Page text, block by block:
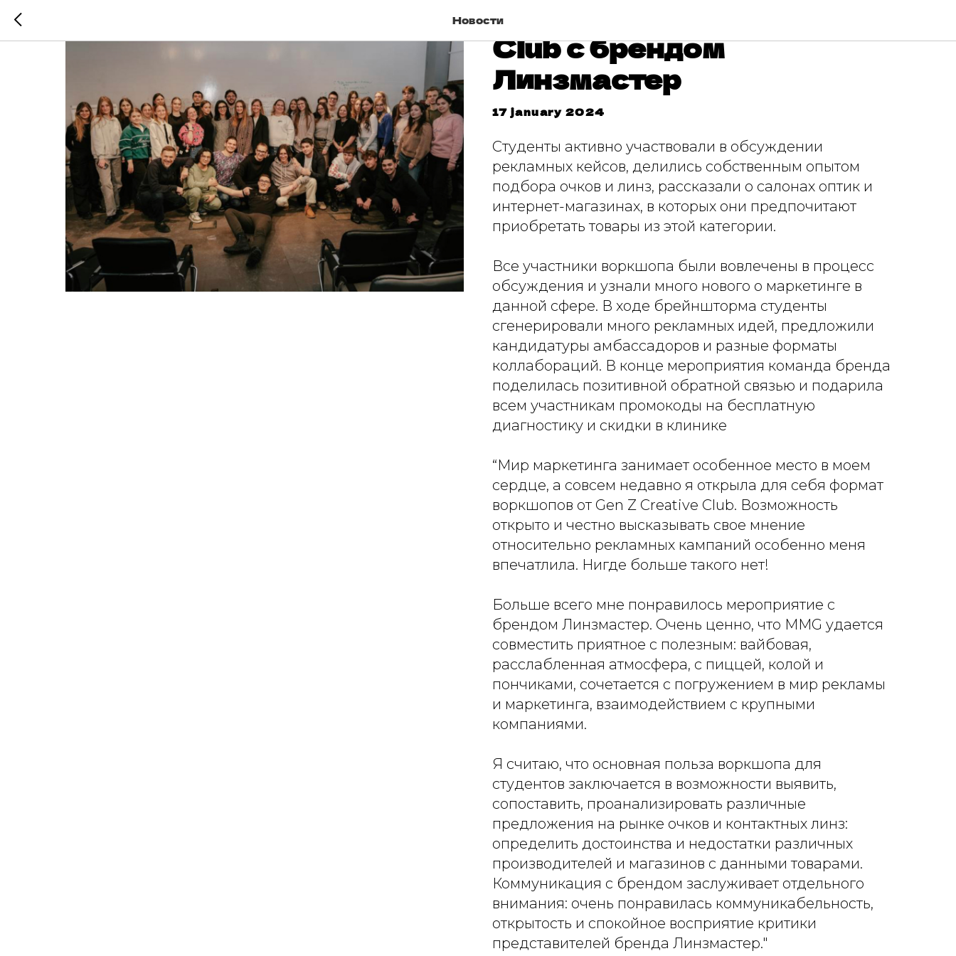
НовостиВоркшоп Gen Z Creative
Club с брендом
Линзмастер
17 january 2024
Студенты активно участвовали в обсуждении
рекламных кейсов, делились собственным опытом
подбора очков и линз, рассказали о салонах оптик и
интернет-магазинах, в которых они предпочитают
приобретать товары из этой категории.
Все участники воркшопа были вовлечены в процесс
обсуждения и узнали много нового о маркетинге в
данной сфере. В ходе брейншторма студенты
сгенерировали много рекламных идей, предложили
кандидатуры амбассадоров и разные форматы
коллабораций. В конце мероприятия команда бренда
поделилась позитивной обратной связью и подарила
всем участникам промокоды на бесплатную
диагностику и скидки в клинике
“Мир маркетинга занимает особенное место в моем
сердце, а совсем недавно я открыла для себя формат
воркшопов от Gen Z Creative Club. Возможность
открыто и честно высказывать свое мнение
относительно рекламных кампаний особенно меня
впечатлила. Нигде больше такого нет!
Больше всего мне понравилось мероприятие с
брендом Линзмастер. Очень ценно, что MMG удается
совместить приятное с полезным: вайбовая,
расслабленная атмосфера, с пиццей, колой и
пончиками, сочетается с погружением в мир рекламы
и маркетинга, взаимодействием с крупными
компаниями.
Я считаю, что основная польза воркшопа для
студентов заключается в возможности выявить,
сопоставить, проанализировать различные
предложения на рынке очков и контактных линз:
определить достоинства и недостатки различных
производителей и магазинов с данными товарами.
Коммуникация с брендом заслуживает отдельного
внимания: очень понравилась коммуникабельность,
открытость и спокойное восприятие критики
представителей бренда Линзмастер."